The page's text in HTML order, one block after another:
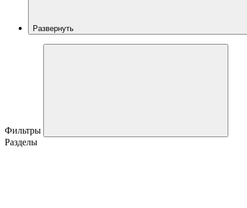
Развернуть
Фильтры
Разделы